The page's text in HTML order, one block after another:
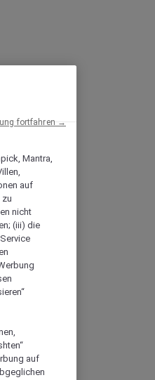
Mantra,
auf
zu
nicht
(iii) die
auf
fortfahren →